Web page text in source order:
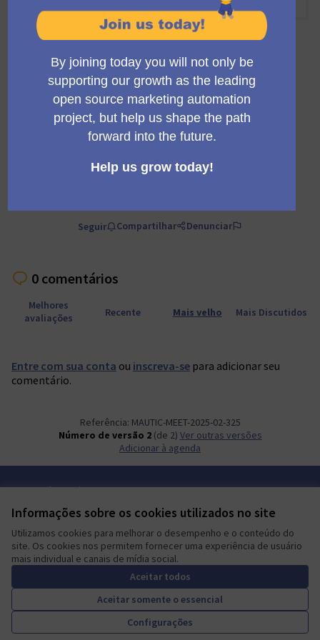
Informações sobre os cookies utilizados no site
Utilizamos cookies para melhorar o desempenho e o conteúdo do
site. Os cookies nos permitem fornecer uma experiência de usuário
mais individual e canais de mídia social.
Aceitar todos
Aceitar somente o essencial
Configurações
Reunião oficial Reunião privada Transparente
A regular meeting of the working group building the
Mautic trials infrastructure and marketing.
Seguir Compartilhar Denunciar
0 comentários
Melhores
avaliações
Recente Mais velho Mais Discutidos
Entre com sua conta ou inscreva-se para adicionar seu
comentário.
Referência: MAUTIC-MEET-2025-02-325
Número de versão 2(de 2) ver outras versões
Adicionar à agenda
Termos de serviço
Mautic Community Portal em X
(Link externo)
Mautic Community Portal no Facebook
(Link externo)
Mautic Community Portal no Instagram
(Link externo)
Mautic Community Portal no YouTube
(Link externo)
Mautic Community Portal no GitHub
(Link externo)
Português brasileiro
Sprache wählenChoose languageEscolher idiomaElegir el idioma
(Link externo)
.
A democratic space for your
community